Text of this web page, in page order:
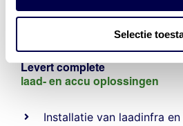
Selectie
Levert complete
laad- en accu oplossingen
Installatie van laadinfra en